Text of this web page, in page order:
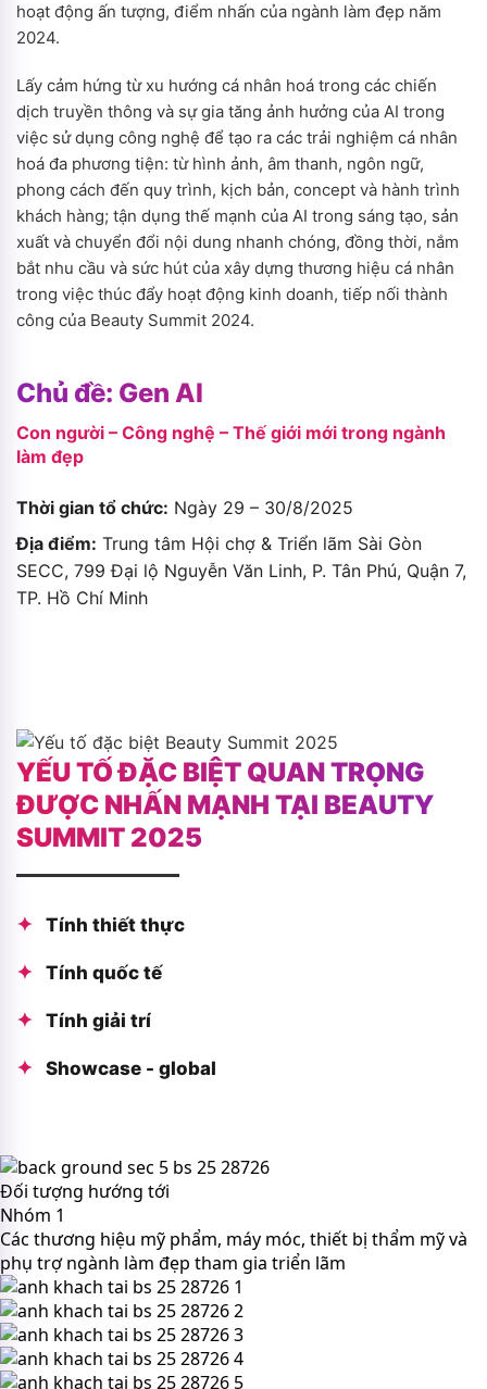
hoạt động ấn tượng, điểm nhấn của ngành làm đẹp năm
2024.
Lấy cảm hứng từ xu hướng cá nhân hoá trong các chiến
dịch truyền thông và sự gia tăng ảnh hưởng của AI trong
việc sử dụng công nghệ để tạo ra các trải nghiệm cá nhân
hoá đa phương tiện: từ hình ảnh, âm thanh, ngôn ngữ,
phong cách đến quy trình, kịch bản, concept và hành trình
khách hàng; tận dụng thế mạnh của AI trong sáng tạo, sản
xuất và chuyển đổi nội dung nhanh chóng, đồng thời, nắm
bắt nhu cầu và sức hút của xây dựng thương hiệu cá nhân
trong việc thúc đẩy hoạt động kinh doanh, tiếp nối thành
công của Beauty Summit 2024.
Chủ đề: Gen AI
Con người – Công nghệ – Thế giới mới trong ngành
làm đẹp
Thời gian tổ chức: Ngày 29 – 30/8/2025
Địa điểm: Trung tâm Hội chợ & Triển lãm Sài Gòn
SECC, 799 Đại lộ Nguyễn Văn Linh, P. Tân Phú, Quận 7,
TP. Hồ Chí Minh
YẾU TỐ ĐẶC BIỆT QUAN TRỌNG
ĐƯỢC NHẤN MẠNH TẠI BEAUTY
SUMMIT 2025
Tính thiết thực
Tính quốc tế
Tính giải trí
Showcase - global
Đối tượng hướng tới
Nhóm 1
Các thương hiệu mỹ phẩm, máy móc, thiết bị thẩm mỹ và
phụ trợ ngành làm đẹp tham gia triển lãm